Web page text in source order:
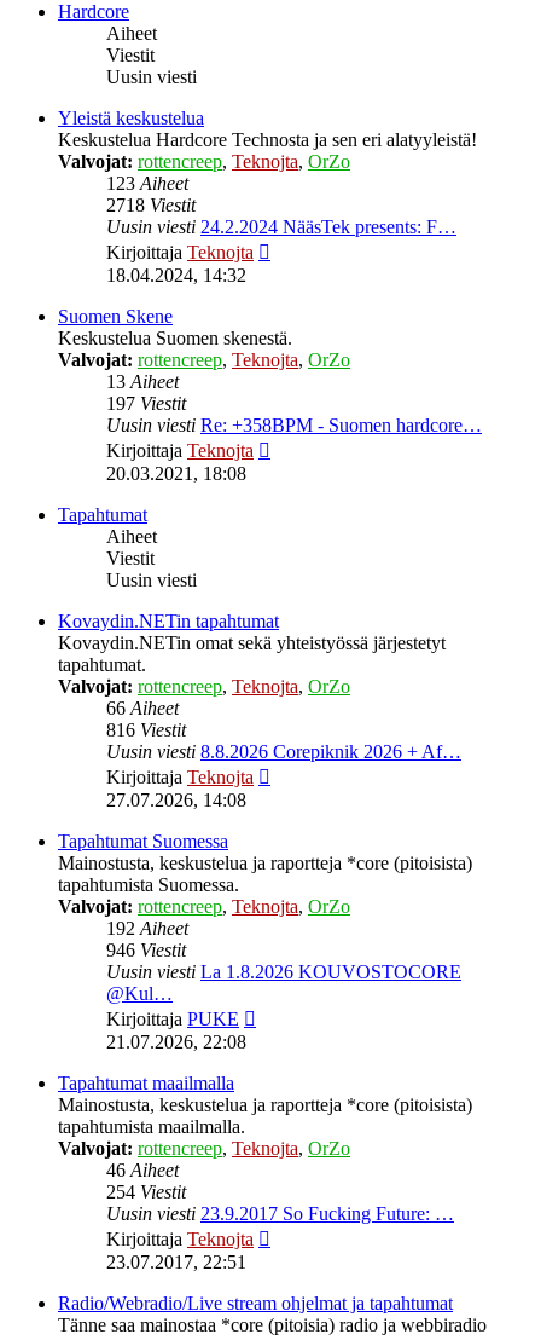
Hardcore
Aiheet
Viestit
Uusin viesti
Yleistä keskustelua
Keskustelua Hardcore Technosta ja sen eri alatyyleistä!
Valvojat: rottencreep, Teknojta, OrZo
123Aiheet
2718 Viestit
Uusin viesti 24.2.2024 NääsTek presents: F…
Kirjoittaja Teknojta
18.04.2024, 14:32
Suomen Skene
Keskustelua Suomen skenestä.
Valvojat: rottencreep, Teknojta, OrZo
13Aiheet
197 Viestit
Uusin viesti Re: +358BPM - Suomen hardcore…
Kirjoittaja Teknojta
20.03.2021, 18:08
Tapahtumat
Aiheet
Viestit
Uusin viesti
Kovaydin.NETin tapahtumat
Kovaydin.NETin omat sekä yhteistyössä järjestetyt
tapahtumat.
Valvojat: rottencreep, Teknojta, OrZo
66Aiheet
816 Viestit
Uusin viesti 8.8.2026 Corepiknik 2026 + Af…
Kirjoittaja Teknojta
27.07.2026, 14:08
Tapahtumat Suomessa
Mainostusta, keskustelua ja raportteja *core (pitoisista)
tapahtumista Suomessa.
Valvojat: rottencreep, Teknojta, OrZo
192Aiheet
946 Viestit
Uusin viesti La 1.8.2026 KOUVOSTOCORE
@Kul…
Kirjoittaja PUKE
21.07.2026, 22:08
Tapahtumat maailmalla
Mainostusta, keskustelua ja raportteja *core (pitoisista)
tapahtumista maailmalla.
Valvojat: rottencreep, Teknojta, OrZo
46Aiheet
254 Viestit
Uusin viesti 23.9.2017 So Fucking Future: …
Kirjoittaja Teknojta
23.07.2017, 22:51
Radio/Webradio/Live stream ohjelmat ja tapahtumat
Tänne saa mainostaa *core (pitoisia) radio ja webbiradio